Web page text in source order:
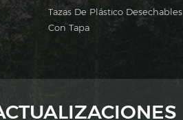
Tazas De Plástico Desechables
Con Tapa